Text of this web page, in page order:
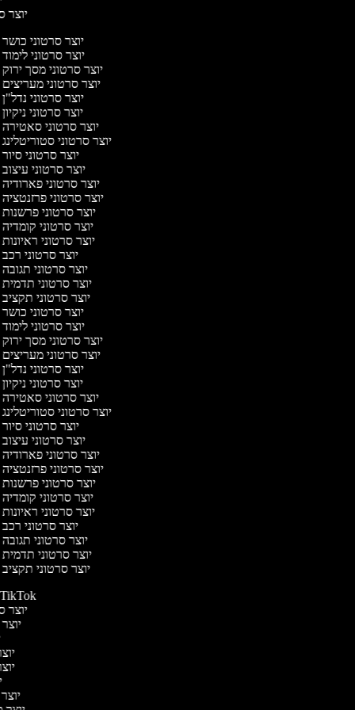
יוצר
יוצר סרטוני
יוצר סרטוני
יוצר סרטוני מסך
יוצר סרטוני
יוצר סרטוני
יוצר סרטוני
יוצר סרטוני
יוצר סרטוני
יוצר סרטוני
יוצר סרטוני
יוצר סרטוני
יוצר סרטוני
יוצר סרטוני
יוצר סרטוני
יוצר סרטוני
יוצר סרטוני
יוצר סרטוני
יוצר סרטוני
יוצר סרטוני
יוצר סרטוני
יוצר סרטוני
יוצר סרטוני מסך
יוצר סרטוני
יוצר סרטוני
יוצר סרטוני
יוצר סרטוני
יוצר סרטוני
יוצר סרטוני
יוצר סרטוני
יוצר סרטוני
יוצר סרטוני
יוצר סרטוני
יוצר סרטוני
יוצר סרטוני
יוצר סרטוני
יוצר סרטוני
יוצר סרטוני
יוצר סרטוני
יוצר סרטונים ל-TikTok
יוצר